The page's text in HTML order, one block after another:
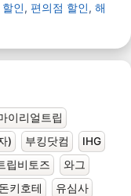
인, 편의점 할인, 해
이리얼트립
) 부킹닷컴
IHG
립비토즈
와그
돈키호테
유심사